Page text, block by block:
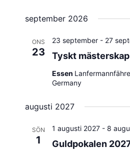
september 2026
ONS
23 Tyskt
23 september- 27
Essen
Germany
augusti 2027
SÖN
1 Guldpokalen
1 augusti 2027- 8